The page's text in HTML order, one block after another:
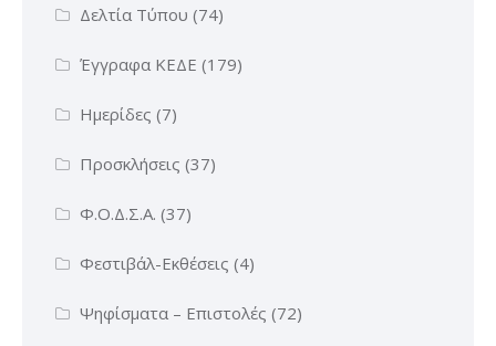
Δελτία Τύπου (74)
Έγγραφα ΚΕΔΕ (179)
Ημερίδες (7)
Προσκλήσεις (37)
Φ.Ο.Δ.Σ.Α. (37)
Φεστιβάλ-Εκθέσεις (4)
Ψηφίσματα – Επιστολές (72)